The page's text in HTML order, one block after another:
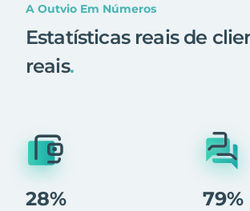
A Outvio Em Números
Estatísticas reais de
reais.
28% 79%